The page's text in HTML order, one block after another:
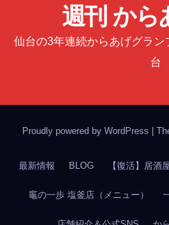
週刊 から
仙台の3年連続からあげグラ
台
Proudly powered by WordPress |
最新情報 BLOG 【復活】居酒
竈の一歩 塩釜店（メニュー）